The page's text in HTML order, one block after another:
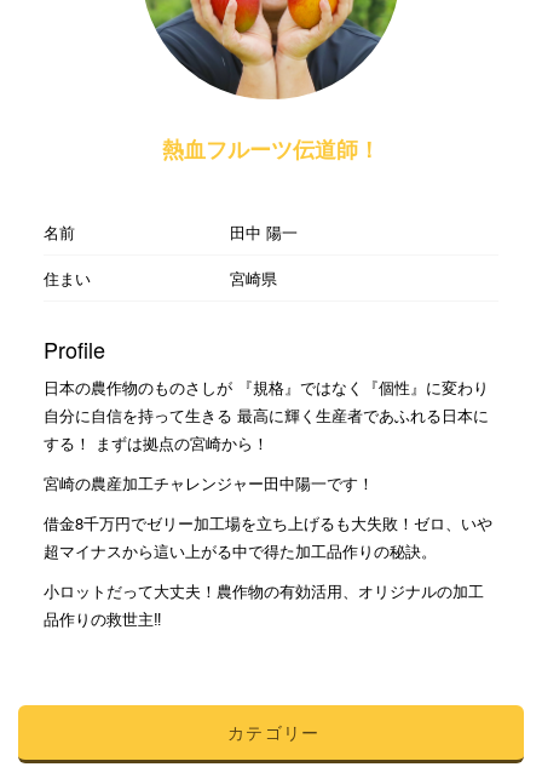
熱血フルーツ伝道師！
名前
田中 陽一
住まい
宮崎県
Profile
日本の農作物のものさしが 『規格』ではなく『個性』に変わり
自分に自信を持って生きる 最高に輝く生産者であふれる日本に
する！ まずは拠点の宮崎から！
宮崎の農産加工チャレンジャー田中陽一です！
借金8千万円でゼリー加工場を立ち上げるも大失敗！ゼロ、いや
超マイナスから這い上がる中で得た加工品作りの秘訣。
小ロットだって大丈夫！農作物の有効活用、オリジナルの加工
品作りの救世主‼︎
カテゴリー